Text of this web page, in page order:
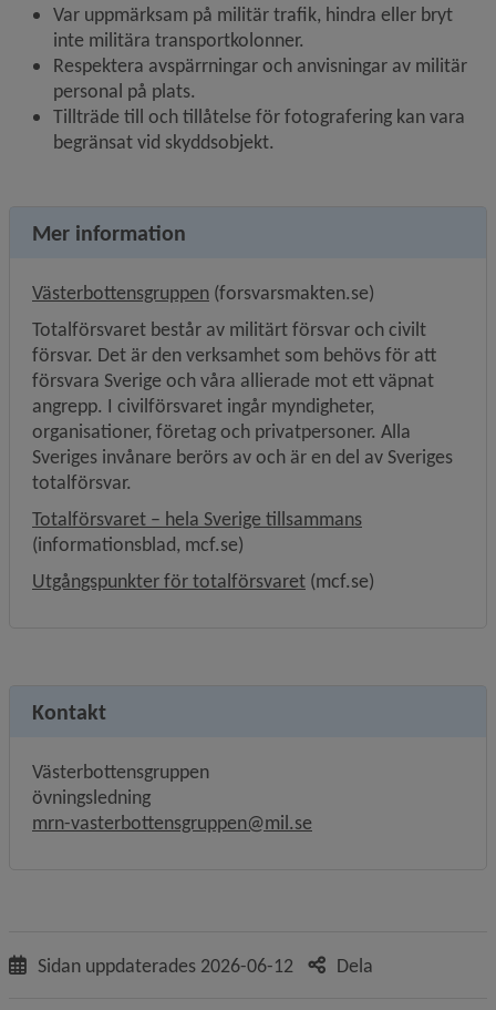
Var uppmärksam på militär trafik, hindra eller bryt
inte militära transportkolonner.
Respektera avspärrningar och anvisningar av militär
personal på plats.
Tillträde till och tillåtelse för fotografering kan vara
begränsat vid skyddsobjekt.
Mer information
VästerbottensgruppenLänk till annan webbplats, öppnas
(forsvarsmakten.se)
Totalförsvaret består av militärt försvar och civilt
försvar. Det är den verksamhet som behövs för att
försvara Sverige och våra allierade mot ett väpnat
angrepp. I civilförsvaret ingår myndigheter,
organisationer, företag och privatpersoner. Alla
Sveriges invånare berörs av och är en del av Sveriges
totalförsvar.
Totalförsvaret – hela Sverige tillsammansLänk till annan
(informationsblad, mcf.se)
Utgångspunkter för totalförsvaretLänk till annan
(mcf.se)
Kontakt
Västerbottensgruppen
övningsledning
mrn-vasterbottensgruppen@mil.se
Sidan uppdaterades 2026-06-12 Dela